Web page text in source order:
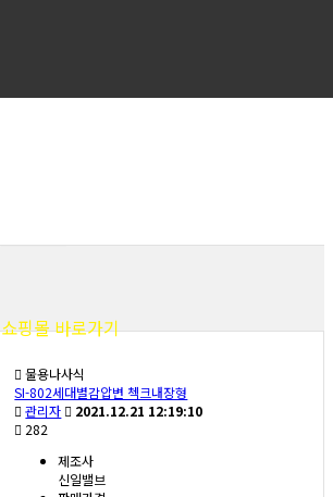
쇼핑몰 바로가기
물용나사식
SI-802세대별감압변 첵크내장형
관리자
2021.12.21 12:19:10
282
제조사
신일밸브